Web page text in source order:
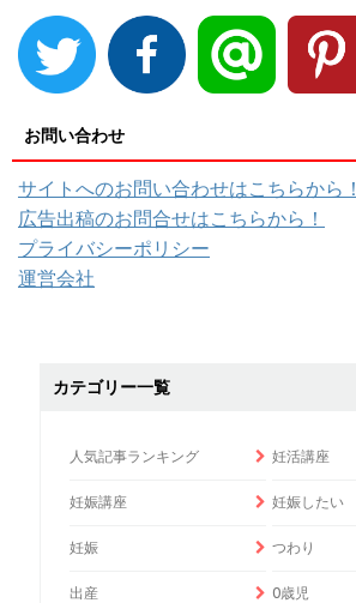
お問い合わせ
サイトへのお問い合わせはこちらから！
広告出稿のお問合せはこちらから！
プライバシーポリシー
運営会社
カテゴリー一覧
人気記事ランキング 妊活講座
妊娠講座 妊娠したい
妊娠 つわり
出産 0歳児